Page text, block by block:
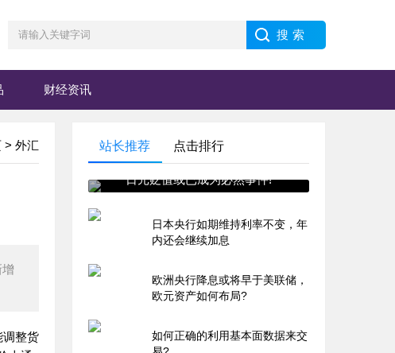
财经资讯
> 外汇
整货
站长推荐 点击排行
日元贬值或已成为必然事件!
日本央行如期维持利率不变，年
内还会继续加息
欧洲央行降息或将早于美联储，
欧元资产如何布局?
如何正确的利用基本面数据来交